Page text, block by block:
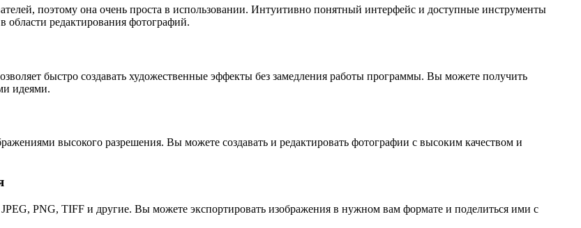
поэтому она очень проста в использовании. Интуитивно понятный интерфейс и доступные инструменты
области редактирования фотографий.
быстро создавать художественные эффекты без замедления работы программы. Вы можете получить
идеями.
высокого разрешения. Вы можете создавать и редактировать фотографии с высоким качеством и
PNG, TIFF и другие. Вы можете экспортировать изображения в нужном вам формате и поделиться ими с